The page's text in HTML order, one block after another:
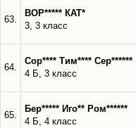
63.
ВОР***** КАТ*
3, 3 класс
64.
Сор**** Тим**** Сер******
4 Б, 3 класс
65.
Бер***** Иго** Ром******
4 Б, 4 класс